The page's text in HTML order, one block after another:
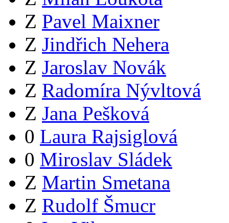
Z Pavel Maixner
Z Jindřich Nehera
Z Jaroslav Novák
Z Radomíra Nývltová
Z Jana Pešková
0 Laura Rajsiglová
0 Miroslav Sládek
Z Martin Smetana
Z Rudolf Šmucr